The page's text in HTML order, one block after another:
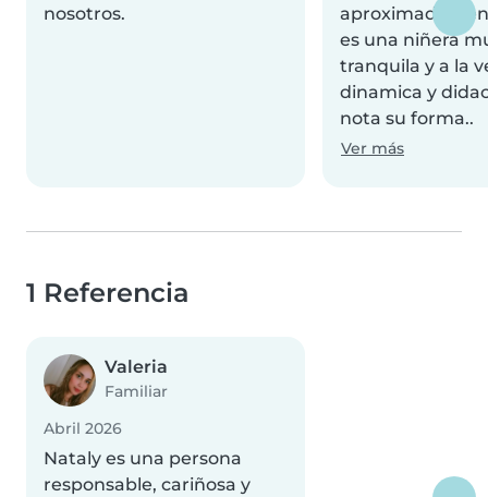
nosotros.
es una niñera
tranquila y a la
dinamica y
nota su forma..
Ver más
1 Referencia
Valeria
Familiar
Abril 2026
Nataly es una persona
responsable, cariñosa y